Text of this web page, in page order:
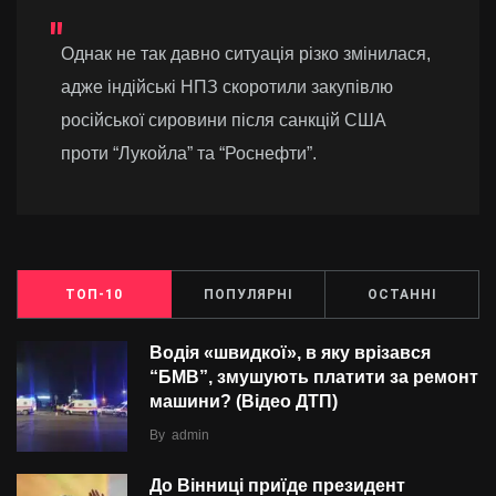
Однак не так давно ситуація різко змінилася,
адже індійські НПЗ скоротили закупівлю
російської сировини після санкцій США
проти “Лукойла” та “Роснефти”.
ТОП-10 ПОПУЛЯРНІ ОСТАННІ
Водія «швидкої», в яку врізався
“БMВ”, змушують платити за ремонт
машини? (Відео ДТП)
By admin
До Вінниці приїде президент